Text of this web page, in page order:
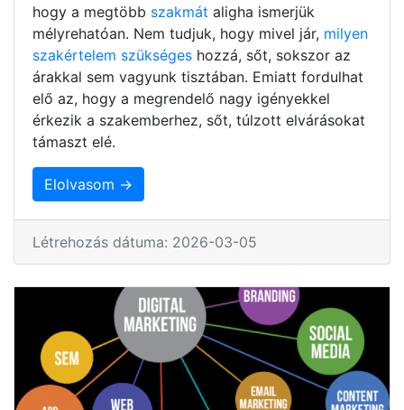
hogy a megtöbb szakmát aligha ismerjük
mélyrehatóan. Nem tudjuk, hogy mivel jár, milyen
szakértelem szükséges hozzá, sőt, sokszor az
árakkal sem vagyunk tisztában. Emiatt fordulhat
elő az, hogy a megrendelő nagy igényekkel
érkezik a szakemberhez, sőt, túlzott elvárásokat
támaszt elé.
Elolvasom →
Létrehozás dátuma: 2026-03-05